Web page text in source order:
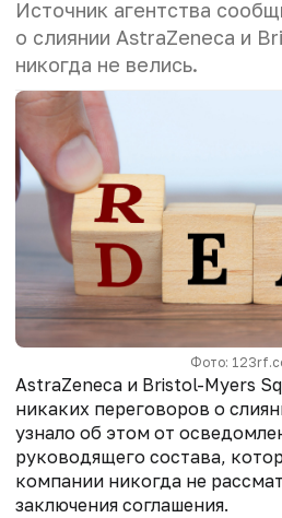
Источник агентства
о слиянии AstraZeneca и
никогда не велись.
Фото:
AstraZeneca и Bristol-Myers
никаких переговоров о
узнало об этом от
руководящего состава,
компании никогда не
заключения соглашения.